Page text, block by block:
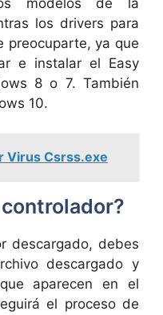
los drivers para
preocuparte, ya que
e instalar el Easy
8 o 7. También
10.
Virus Csrss.exe
descargado, debes
descargado y
aparecen en el
el proceso de